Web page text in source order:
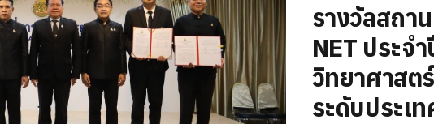
รางวัลสถา
NET ประจ
วิทยาศาสต
ระดับประเ